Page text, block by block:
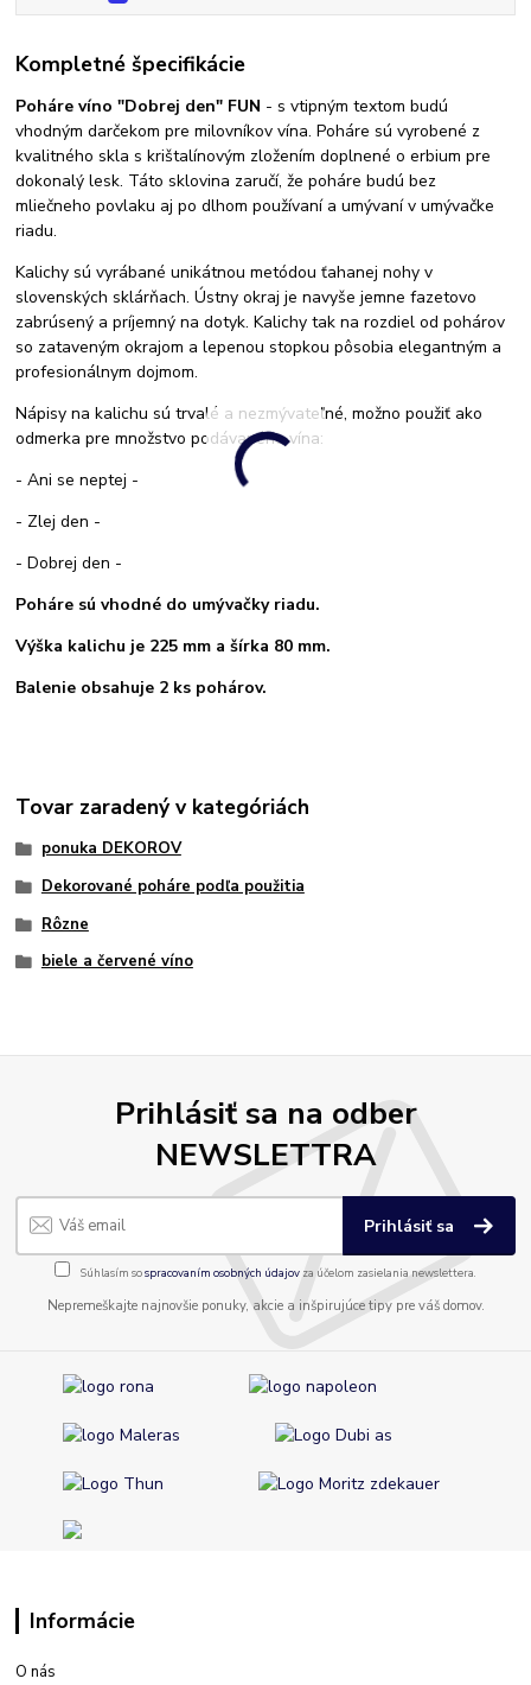
Kompletné špecifikácie
Poháre víno "Dobrej den" FUN - s vtipným textom budú
vhodným darčekom pre milovníkov vína. Poháre sú vyrobené z
kvalitného skla s krištalínovým zložením doplnené o erbium pre
dokonalý lesk. Táto sklovina zaručí, že poháre budú bez
mliečneho povlaku aj po dlhom používaní a umývaní v umývačke
riadu.
Kalichy sú vyrábané unikátnou metódou ťahanej nohy v
slovenských sklárňach. Ústny okraj je navyše jemne fazetovo
zabrúsený a príjemný na dotyk. Kalichy tak na rozdiel od pohárov
so zataveným okrajom a lepenou stopkou pôsobia elegantným a
profesionálnym dojmom.
Nápisy na kalichu sú trvalé a nezmývateľné, možno použiť ako
odmerka pre množstvo podávaného vína:
- Ani se neptej -
- Zlej den -
- Dobrej den -
Poháre sú vhodné do umývačky riadu.
Výška kalichu je 225 mm a šírka 80 mm.
Balenie obsahuje 2 ks pohárov.
Tovar zaradený v kategóriách
ponuka DEKOROV
Dekorované poháre podľa použitia
Rôzne
biele a červené víno
Prihlásiť sa na odber
NEWSLETTRA
Prihlásiť sa
Súhlasím sospracovaním osobných údajov za účelom zasielania newslettera.
Nepremeškajte najnovšie ponuky, akcie a inšpirujúce tipy pre váš domov.
Informácie
O nás